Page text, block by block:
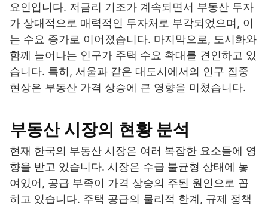
요인입니다. 저금리 기조가 계속되면서 부동산 투자
가 상대적으로 매력적인 투자처로 부각되었으며, 이
는 수요 증가로 이어졌습니다. 마지막으로, 도시화와
함께 늘어나는 인구가 주택 수요 확대를 견인하고 있
습니다. 특히, 서울과 같은 대도시에서의 인구 집중
현상은 부동산 가격 상승에 큰 영향을 미쳤습니다.
부동산 시장의 현황 분석
현재 한국의 부동산 시장은 여러 복잡한 요소들에 영
향을 받고 있습니다. 시장은 수급 불균형 상태에 놓
여있어, 공급 부족이 가격 상승의 주된 원인으로 꼽
히고 있습니다. 주택 공급의 물리적 한계, 규제 정책